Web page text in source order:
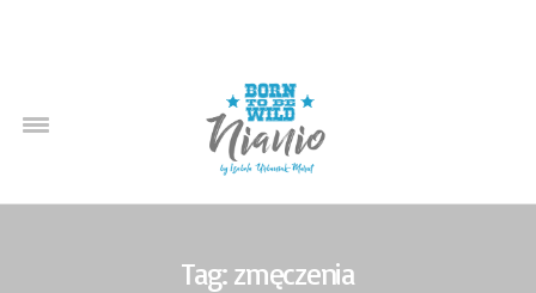
Tag: zmęczenia